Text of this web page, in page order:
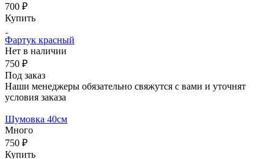
700 ₽
Купить
Фартук красный
Нет в наличии
750 ₽
Под заказ
Наши менеджеры обязательно свяжутся с вами и уточнят
условия заказа
Шумовка 40см
Много
750 ₽
Купить